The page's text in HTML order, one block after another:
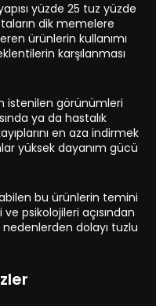
yüzde 25 tuz yüzde
dik memelere
ürünlerin kullanımı
karşılanması
istenilen görünümleri
ya da hastalık
en aza indirmek
yüksek dayanım gücü
bu ürünlerin temini
psikolojileri açısından
dolayı tuzlu